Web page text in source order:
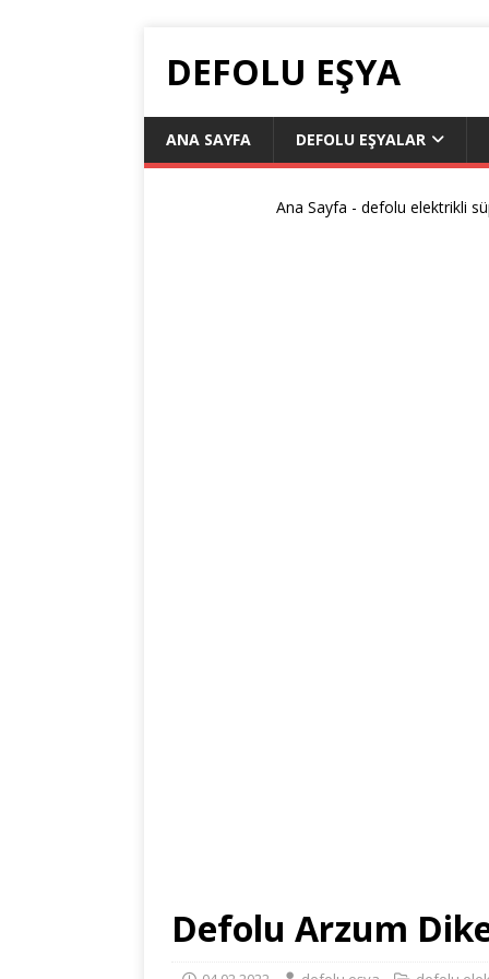
DEFOLU EŞYA
ANA SAYFA DEFOLU EŞYALAR
Ana Sayfa - defolu elektrikli
Defolu Arzum